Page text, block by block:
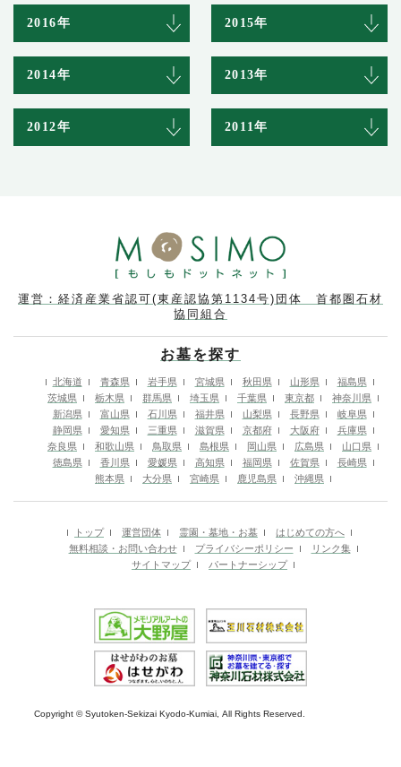
2016年 2015年
2014年 2013年
2012年 2011年
運営：経済産業省認可(東産認協第1134号)団体 首都圏石材
協同組合
お墓を探す
北海道 青森県 岩手県 宮城県 秋田県 山形県
福島県
茨城県
栃木県 群馬県 埼玉県 千葉県 東京都
神奈川県
新潟県
富山県 石川県 福井県 山梨県 長野県
岐阜県
静岡県
愛知県 三重県 滋賀県 京都府 大阪府
兵庫県
奈良県
和歌山県 鳥取県 島根県 岡山県 広島県
山口県
徳島県
香川県 愛媛県 高知県 福岡県 佐賀県
長崎県
熊本県
大分県 宮崎県 鹿児島県 沖縄県
トップ 運営団体 霊園・墓地・お墓
はじめての方へ
無料相談・お問い合わせ
プライバシーポリシー
リンク集
サイトマップ
パートナーシップ
Copyright © Syutoken-Sekizai Kyodo-Kumiai, All Rights Reserved.